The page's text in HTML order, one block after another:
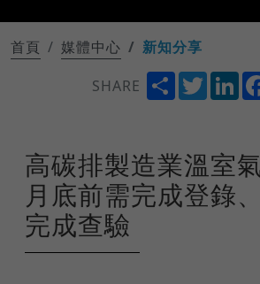
首頁 媒體中心
新知分享
SHARE
ShareTwitter
高碳排製造業溫室
月底前需完成登錄
完成查驗